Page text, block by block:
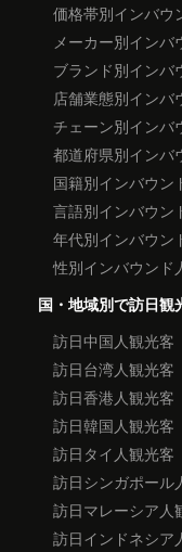
価格帯別インバウ
メーカー別イン
ブランド別インバ
店舗業態別インバ
チェーン別インバ
都道府県別インバ
国籍別インバウン
言語別インバウン
年代別インバウン
性別インバウンド
国・地域別で訪日観
訪日中国人観光客
訪日台湾人観光客
訪日香港人観光客
訪日韓国人観光客
訪日タイ人観光客
訪日シンガポール
訪日マレーシア人
訪日インドネシア